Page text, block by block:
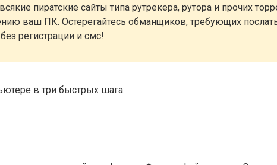
пиратские сайты типа рутрекера, рутора и прочих
ваш ПК. Остерегайтесь обманщиков, требующих
регистрации и смс!
в три быстрых шага: